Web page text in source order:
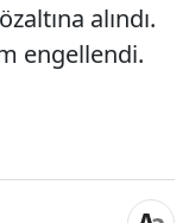
alındı.
engellendi.